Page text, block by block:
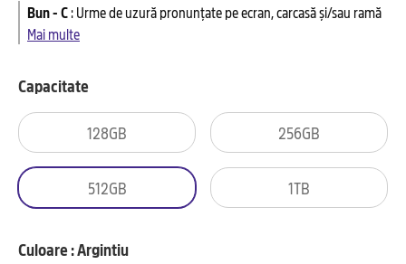
Bun - C:Urme de uzură pronunțate pe ecran, carcasă și/sau ramă
Mai multe
Capacitate
128GB 256GB
512GB 1TB
Culoare : Argintiu